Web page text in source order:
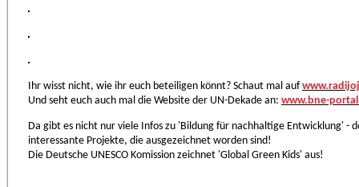
Ihr wisst nicht, wie ihr euch beteiligen könnt? Schaut mal auf
Und seht euch auch mal die Website der UN-Dekade an: www.bne-
Da gibt es nicht nur viele Infos zu 'Bildung für nachhaltige Entwicklung' -
interessante Projekte, die ausgezeichnet worden sind!
Die Deutsche UNESCO Komission zeichnet 'Global Green Kids' aus!